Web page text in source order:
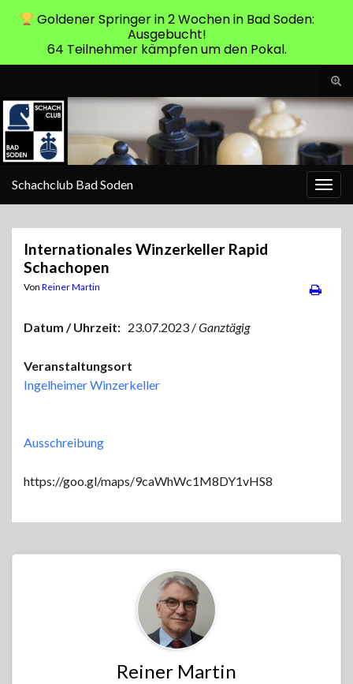
Schachclub Bad Soden
Internationales Winzerkeller Rapid
Schachopen
Von Reiner Martin
Datum / Uhrzeit: 23.07.2023 /Ganztägig
Veranstaltungsort
Ingelheimer Winzerkeller
Ausschreibung
https://goo.gl/maps/9caWhWc1M8DY1vHS8
Reiner Martin
Goldener Springer in 2 Wochen in Bad Soden:
Ausgebucht!
64 Teilnehmer kämpfen um den Pokal.